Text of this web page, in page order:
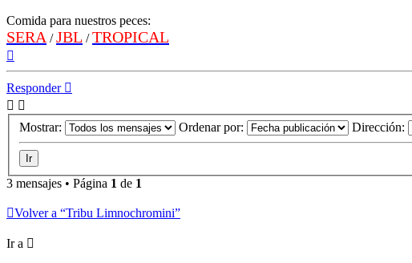
Comida para nuestros peces:
SERA /JBL /TROPICAL
Responder
Mostrar: Ordenar por: Dirección:
3 mensajes • Página 1 de 1
Volver a “Tribu Limnochromini”
Ir a